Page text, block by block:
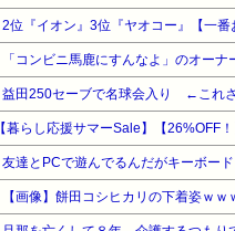
2位『イオン』3位『ヤオコー』【一
「コンビニ馬鹿にすんなよ」のオーナ
益田250セーブで名球会入り ←これさ
友達とPCで遊んでるんだがキーボー
【画像】餅田コシヒカリの下着姿ｗｗ